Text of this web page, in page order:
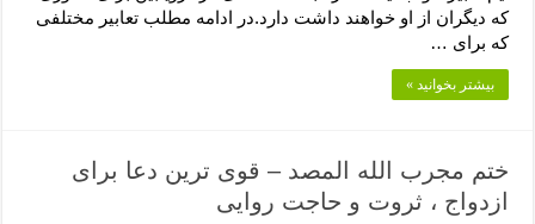
که دیگران از او خواهند داشت دارد.در ادامه مطلب تعابیر مختلفی
که برای …
بیشتر بخوانید »
ختم مجرب الله المصد – قوی ترین دعا برای
ازدواج ، ثروت و حاجت روایی